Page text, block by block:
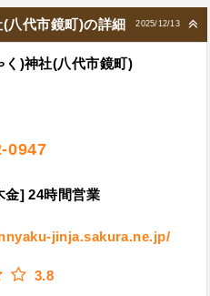
2025/12/13
八代市鏡町)の詳細
く)神社(八代市鏡町)
0947
金] 24時間営業
jinja.sakura.ne.jp/
3.8